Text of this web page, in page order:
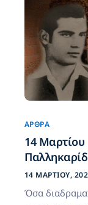
ΆΡΘΡΑ
14 Μαρτίου
14 ΜΑΡΤΊΟΥ,
Όσα